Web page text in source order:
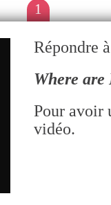
1
Répondre
Where
Pour avoir
vidéo.